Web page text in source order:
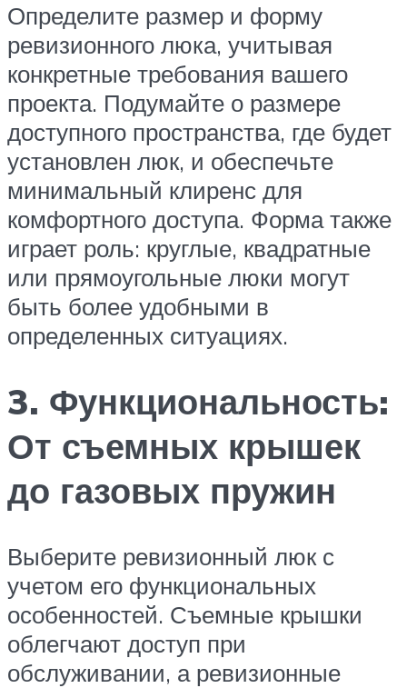
Определите размер и форму
ревизионного люка, учитывая
конкретные требования вашего
проекта. Подумайте о размере
доступного пространства, где будет
установлен люк, и обеспечьте
минимальный клиренс для
комфортного доступа. Форма также
играет роль: круглые, квадратные
или прямоугольные люки могут
быть более удобными в
определенных ситуациях.
3. Функциональность:
От съемных крышек
до газовых пружин
Выберите ревизионный люк с
учетом его функциональных
особенностей. Съемные крышки
облегчают доступ при
обслуживании, а ревизионные